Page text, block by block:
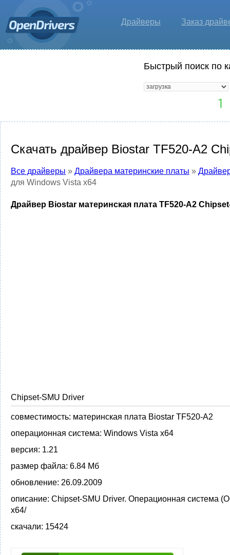
Драйверы Заказ
Быстрый поиск по
Скачать драйвер Biostar TF520-A2
Все драйверы » Драйвера материнские платы »
для Windows Vista x64
Драйвер Biostar материнская плата TF520-A2
Chipset-SMU Driver
совместимость: материнская плата Biostar TF520-A2
операционная система: Windows Vista x64
версия: 1.21
размер файла: 6.84 Мб
обновление: 26.09.2009
описание: Chipset-SMU Driver. Операционная система
x64/
скачали: 15424